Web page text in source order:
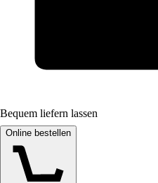
Bequem liefern lassen
Online bestellen